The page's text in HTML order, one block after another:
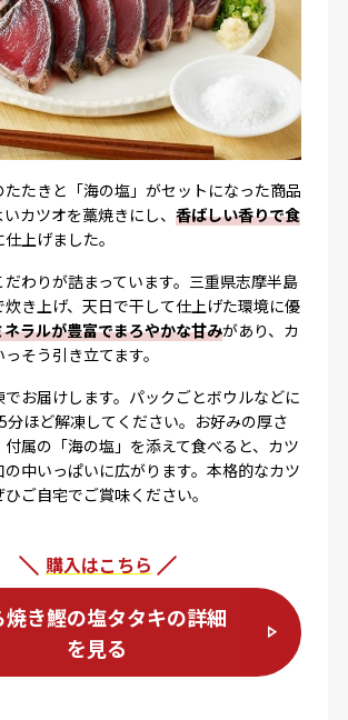
たきと「海の塩」がセットになった商品
カツオを藁焼きにし、 香ばしい香りで食
上げました。
わりが詰まっています。三重県志摩半島
炊き上げ、天日で干して仕上げた環境に優
ネラルが豊富でまろやかな甘みがあり、カ
そう引き立てます。
でお届けします。パックごとボウルなどに
分ほど解凍してください。お好みの厚さ
属の「海の塩」を添えて食べると、カツ
中いっぱいに広がります。本格的なカツ
ご自宅でご賞味ください。
購入はこちら
焼き鰹の塩タタキの詳細
を見る